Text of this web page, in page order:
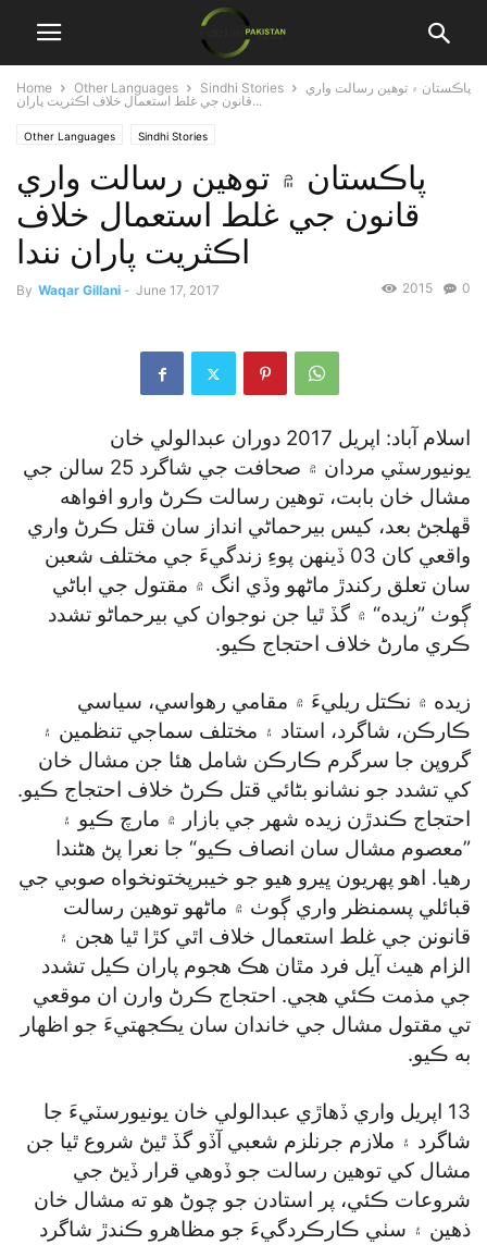
Home Other Languages Sindhi Stories
پاڪستان ۾ توهين رسالت واري
قانون جي غلط استعمال خلاف اڪثريت پاران...
Other Languages Sindhi Stories
پاڪستان ۾ توهين رسالت واري
قانون جي غلط استعمال خلاف
اڪثريت پاران نندا
By Waqar Gillani - June 17, 2017 0
2015
اسلام آباد: اپريل 2017 دوران عبدالولي خان
يونيورسٽي مردان ۾ صحافت جي شاگرد 25 سالن جي
مشال خان بابت، توهين رسالت ڪرڻ وارو افواهه
ڦهلجڻ بعد، کيس بيرحماڻي انداز سان قتل ڪرڻ واري
واقعي کان 03 ڏينهن پوءِ زندگيءَ جي مختلف شعبن
سان تعلق رکندڙ ماڻهو وڏي انگ ۾ مقتول جي اباڻي
ڳوٺ ”زيده“ ۾ گڏ ٿيا جن نوجوان کي بيرحماڻو تشدد
ڪري مارڻ خلاف احتجاج ڪيو.
زيده ۾ نڪتل ريليءَ ۾ مقامي رهواسي، سياسي
ڪارڪن، شاگرد، استاد ۽ مختلف سماجي تنظمين ۽
گروپن جا سرگرم ڪارڪن شامل هئا جن مشال خان
کي تشدد جو نشانو بڻائي قتل ڪرڻ خلاف احتجاج ڪيو.
احتجاج ڪندڙن زيده شهر جي بازار ۾ مارچ ڪيو ۽
”معصوم مشال سان انصاف ڪيو“ جا نعرا پڻ هڻندا
رهيا. اهو پهريون ڀيرو هيو جو خيبرپختونخواه صوبي جي
قبائلي پسمنظر واري ڳوٺ ۾ ماڻهو توهين رسالت
قانونن جي غلط استعمال خلاف اٿي کڙا ٿيا هجن ۽
الزام هيٺ آيل فرد مٿان هڪ هجوم پاران ڪيل تشدد
جي مذمت ڪئي هجي. احتجاج ڪرڻ وارن ان موقعي
تي مقتول مشال جي خاندان سان يڪجهتيءَ جو اظهار
به ڪيو.
13 اپريل واري ڏهاڙي عبدالولي خان يونيورسٽيءَ جا
شاگرد ۽ ملازم جرنلزم شعبي آڏو گڏ ٿيڻ شروع ٿيا جن
مشال کي توهين رسالت جو ڏوهي قرار ڏيڻ جي
شروعات ڪئي، پر استادن جو چوڻ هو ته مشال خان
ذهين ۽ سٺي ڪارڪردگيءَ جو مظاهرو ڪندڙ شاگرد